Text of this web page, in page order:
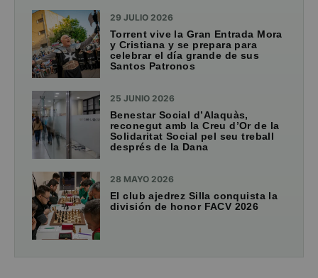
29 JULIO 2026
Torrent vive la Gran Entrada Mora
y Cristiana y se prepara para
celebrar el día grande de sus
Santos Patronos
25 JUNIO 2026
Benestar Social d’Alaquàs,
reconegut amb la Creu d’Or de la
Solidaritat Social pel seu treball
després de la Dana
28 MAYO 2026
El club ajedrez Silla conquista la
división de honor FACV 2026